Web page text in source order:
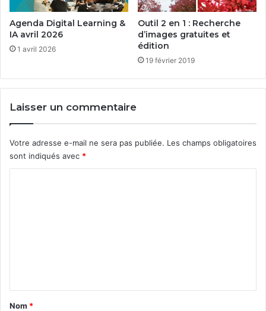
Agenda Digital Learning &
IA avril 2026
1 avril 2026
Outil 2 en 1 : Recherche
d’images gratuites et
édition
19 février 2019
Laisser un commentaire
Votre adresse e-mail ne sera pas publiée. Les champs obligatoires
sont indiqués avec *
a
Nom *